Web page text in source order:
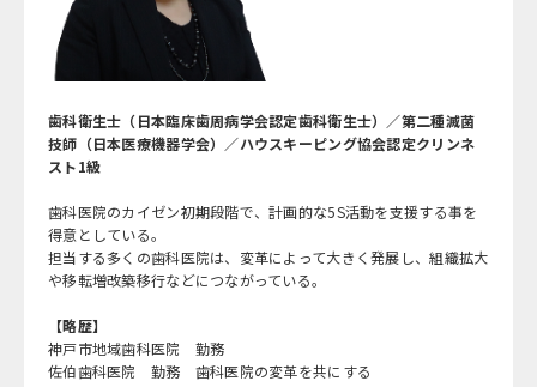
歯科衛生士（日本臨床歯周病学会認定歯科衛生士）／第二種滅菌
技師（日本医療機器学会）／ハウスキーピング協会認定クリンネ
スト1級
歯科医院のカイゼン初期段階で、計画的な5S活動を支援する事を
得意としている。
担当する多くの歯科医院は、変革によって大きく発展し、組織拡大
や移転増改築移行などにつながっている。
【略歴】
神戸市地域歯科医院 勤務
佐伯歯科医院 勤務 歯科医院の変革を共にする